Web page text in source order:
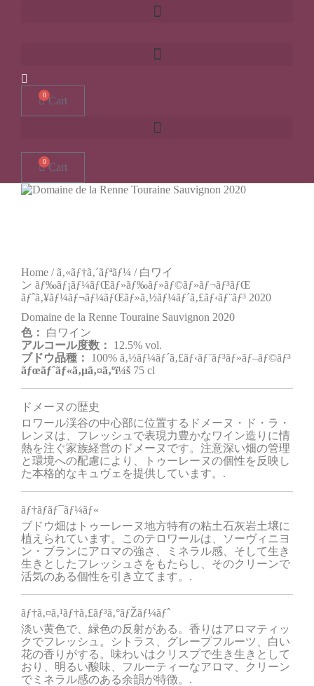
0 Cart
0 Cart
Home /ã‚«ãƒ†ã‚´ãƒªãƒ¼ / 白ワイ
ン ãƒ‰ãƒ¡ãƒ¼ãƒŒãƒ»ãƒ‰ãƒ»ãƒ©ãƒ»ãƒ¬ãƒ³ãƒŒ
ãƒˆã‚¥ãƒ¼ãƒ¬ãƒ¼ãƒŒãƒ»ã‚½ãƒ¼ãƒ´ã‚£ãƒ‹ãƒ¨ãƒ³ 2020
Domaine de la Renne Touraine Sauvignon 2020
色：
白ワイン
アルコール度数：
12.5% vol.
ブドウ品種：
100% ã‚½ãƒ¼ãƒ´ã‚£ãƒ‹ãƒ¨ãƒ³ãƒ»ãƒ–ãƒ©ãƒ³
ãƒœãƒˆãƒ«ã‚µã‚¤ã‚ºï¼š 75 cl
ドメーヌの歴史
ロワール渓谷の中心部に位置するドメーヌ・ド・ラ・
レンヌは、フレッシュで表現力豊かなワイン造りに情
熱を注ぐ家族経営のドメーヌです。注意深い畑の管理
と環境への配慮により、トゥーレーヌの個性を反映し
た本格的なキュヴェを提供しています。.
ãƒ†ãƒ­ãƒ¯ãƒ¼ãƒ«
ブドウ畑はトゥーレーヌ地方特有の粘土石灰岩土壌に
植えられています。このテロワールは、ソーヴィニヨ
ン・ブランにアロマの強さ、ミネラル感、そして生き
生きとしたフレッシュさをもたらし、そのクリーンで
活気のある個性を引き立てます。.
ãƒ†ã‚¤ã‚¹ãƒ†ã‚£ãƒ³ã‚°ãƒŽãƒ¼ãƒˆ
淡い黄色で、緑色の反射がある。香りはアロマティッ
クでフレッシュ。シトラス、グレープフルーツ、白い
花の香りがする。味わいはクリスプで生き生きとして
おり、明るい酸味、フルーティーなアロマ、クリーン
でミネラル感のある余韻が特徴。.